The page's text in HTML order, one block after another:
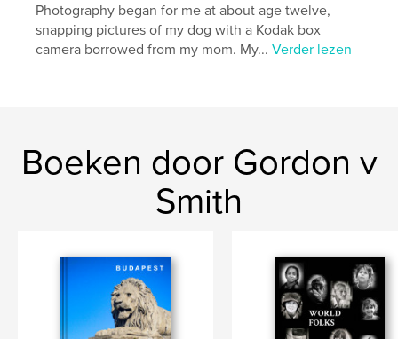
Photography began for me at about age twelve,
snapping pictures of my dog with a Kodak box
camera borrowed from my mom. My...Verder lezen
Boeken door Gordon v
Smith